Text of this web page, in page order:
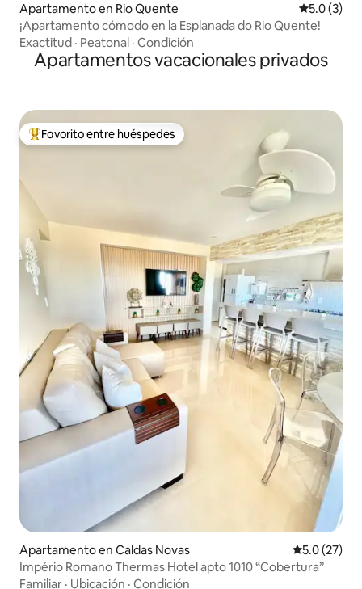
Apartamento en Rio Quente
5.0 (3)
¡Apartamento cómodo en la Esplanada do Rio Quente!
Exactitud · Peatonal · Condición
Apartamentos vacacionales privados
Favorito entre huéspedes preferido
Favorito entre huéspedes
Apartamento en Caldas Novas Calificación
5.0 (27)
Império Romano Thermas Hotel apto 1010 “Cobertura”
Familiar · Ubicación · Condición